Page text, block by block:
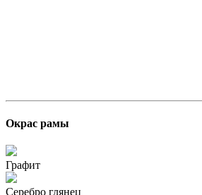
Окрас рамы
Графит
Серебро глянец